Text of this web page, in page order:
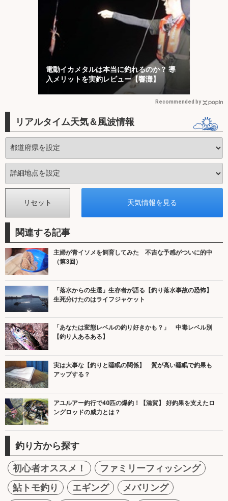
電動イカメタルは本当に釣れるのか？ 導
入メリットを実釣レビュー【響灘】
Recommended by
リアルタイム天気＆風波情報
関連する記事
主婦が青イソメを飼育してみた 不吉な予感がついに的中
（第3回）
「落水からの生還」生存者が語る【釣り落水事故の恐怖】
生死分けたのはライフジャケット
「あなたは変態レベルの釣り好きかも？」 中毒レベル別
【釣り人あるある】
実は大事な【釣りと睡眠の関係】 質が高い睡眠で釣果も
アップする？
アユルアー釣行で40匹の爆釣！【滋賀】 好釣果を支えたロ
ングロッドの威力とは？
釣り方から探す
初心者オススメ！
ファミリーフィッシング
鮎トモ釣り
エギング
メバリング